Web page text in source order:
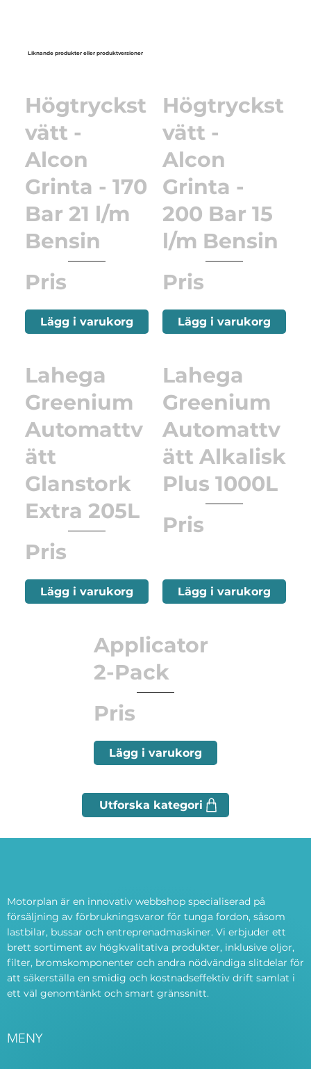
Liknande produkter eller produktversioner
Högtryckst
vätt -
Alcon
Grinta - 170
Bar 21 l/m
Bensin
Pris
Lägg i varukorg
Högtryckst
vätt -
Alcon
Grinta -
200 Bar 15
l/m Bensin
Pris
Lägg i varukorg
Lahega
Greenium
Automattv
ätt
Glanstork
Extra 205L
Pris
Lägg i varukorg
Lahega
Greenium
Automattv
ätt Alkalisk
Plus 1000L
Pris
Lägg i varukorg
Applicator
2-Pack
Pris
Lägg i varukorg
Motorplan är en innovativ webbshop specialiserad på
försäljning av förbrukningsvaror för tunga fordon, såsom
lastbilar, bussar och entreprenadmaskiner. Vi erbjuder ett
brett sortiment av högkvalitativa produkter, inklusive oljor,
filter, bromskomponenter och andra nödvändiga slitdelar för
att säkerställa en smidig och kostnadseffektiv drift samlat i
ett väl genomtänkt och smart gränssnitt.
MENY